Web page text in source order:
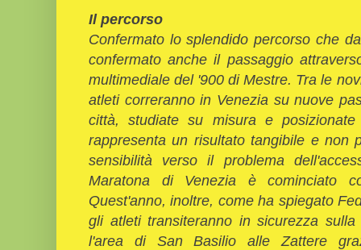
Il percorso
Confermato lo splendido percorso che
confermato anche il passaggio
multimediale del '900 di Mestre. Tra le
atleti correranno in Venezia su nuove
città, studiate su misura e
rappresenta un risultato tangibile e non
sensibilità verso il problema
Maratona di Venezia è cominciato
Quest'anno, inoltre, come ha spiegato
gli atleti transiteranno in sicurezza
l'area di San Basilio alle Zattere